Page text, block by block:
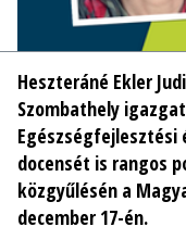
Heszteráné Ekler
Szombathely
docensét is rangos
közgyűlésén a
december 17-én.